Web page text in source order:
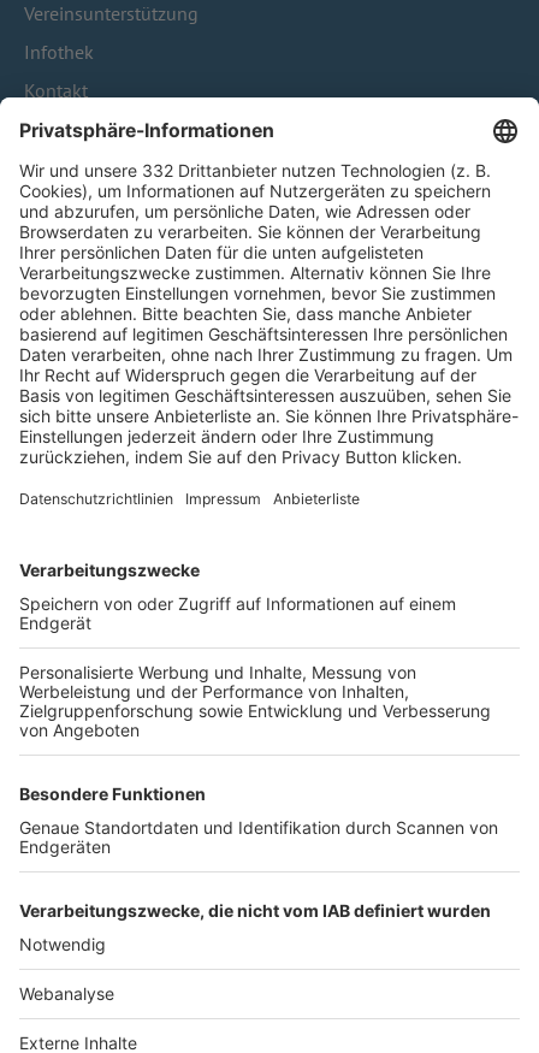
Vereinsunterstützung
Infothek
Kontakt
HÄUFIG BESUCHTE SEITEN
Pässe und Vereinswechsel
Trainerausbildung
Schulungsangebot Vereinsmitarbeiter
BFV-Geschäftsstellen
Trainerbörse
Login SpielPlus
FOLGE DEM BFV
TOP-VEREINE
TOP-PARTNER
Nutzungsbedingungen Datenschutz Impressum